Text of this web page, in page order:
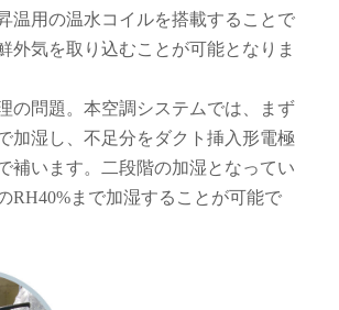
温用の温水コイルを搭載することで
外気を取り込むことが可能となりま
の問題。本空調システムでは、まず
加湿し、不足分をダクト挿入形電極
補います。二段階の加湿となってい
RH40%まで加湿することが可能で